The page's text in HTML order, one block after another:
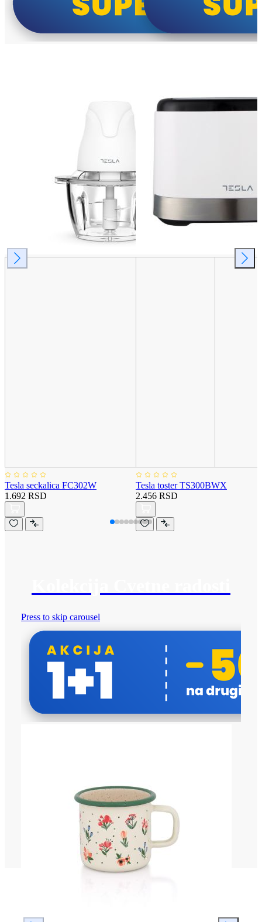
Tesla seckalica FC302W
1.692 RSD
Tesla toster TS300BWX
2.456 RSD
Press to skip carousel